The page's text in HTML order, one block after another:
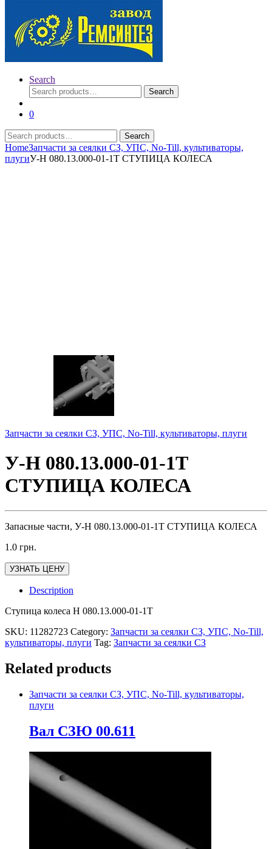
Search
Search
for:
Search
0
Search
for:
Search
HomeЗапчасти за сеялки СЗ, УПС, No-Till, культиваторы,
плугиУ-Н 080.13.000-01-1Т СТУПИЦА КОЛЕСА
Запчасти за сеялки СЗ, УПС, No-Till, культиваторы, плуги
У-Н 080.13.000-01-1Т
СТУПИЦА КОЛЕСА
Запасные части, У-Н 080.13.000-01-1Т СТУПИЦА КОЛЕСА
1.0 грн.
УЗНАТЬ ЦЕНУ
Description
Ступица колеса Н 080.13.000-01-1Т
SKU: 11282723 Category: Запчасти за сеялки СЗ, УПС, No-Till,
культиваторы, плуги Tag: Запчасти за сеялки СЗ
Related products
Запчасти за сеялки СЗ, УПС, No-Till, культиваторы,
плуги
Вал СЗЮ 00.611